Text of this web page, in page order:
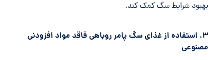
بهبود شرایط سگ کمک کند.
۳. استفاده از غذای سگ پامر روباهی فاقد مواد افزودنی
مصنوعی